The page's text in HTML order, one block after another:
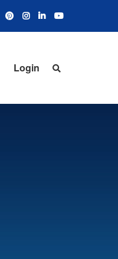
Login